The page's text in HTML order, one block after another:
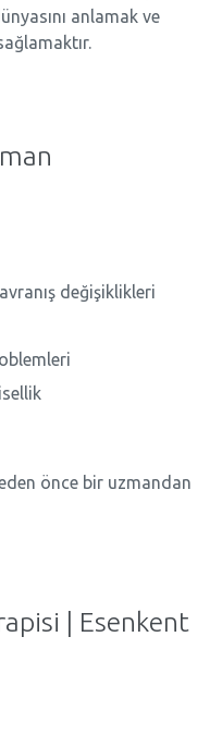
anlamak ve
değişiklikleri
önce bir uzmandan
| Esenkent